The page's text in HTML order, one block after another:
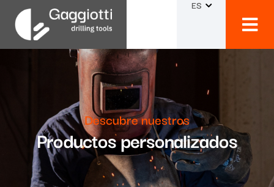
ES
Descubre nuestros
Productos personalizados